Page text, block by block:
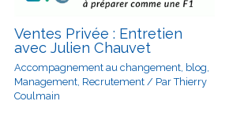
Ventes Privée : Entretien
avec Julien Chauvet
Accompagnement au changement, blog
Management, Recrutement/ ParThierry
Coulmain